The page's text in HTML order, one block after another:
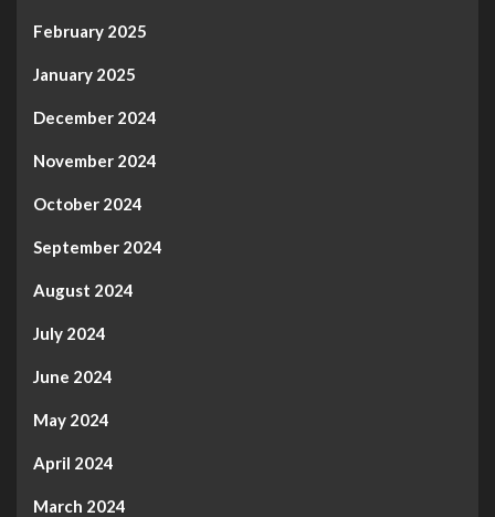
February 2025
January 2025
December 2024
November 2024
October 2024
September 2024
August 2024
July 2024
June 2024
May 2024
April 2024
March 2024